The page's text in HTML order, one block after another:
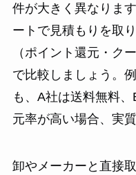
件が大きく異なりま
ートで見積もりを取
（ポイント還元・ク
で比較しましょう。
も、A社は送料無料
元率が高い場合、実
卸やメーカーと直接